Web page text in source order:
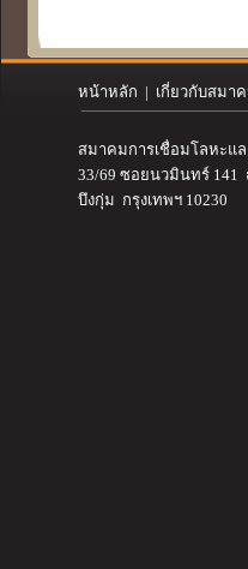
หน้าหลัก | เกี่ยวกับสมา
สมาคมการเชื่อมโลหะแ
33/69 ซอยนวมินทร์
บึงกุ่ม กรุงเทพฯ 10230